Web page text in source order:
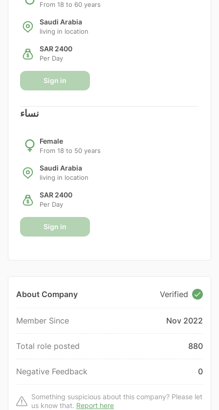
From 18 to 60 years
Saudi Arabia
living in location
SAR 2400
Per Day
Sign in
نساء
Female
From 18 to 50 years
Saudi Arabia
living in location
SAR 2400
Per Day
Sign in
About Company Verified
Member Since Nov 2022
Total role posted 880
Negative Feedback 0
Something suspicious about this company? Please let
us know that. Report here